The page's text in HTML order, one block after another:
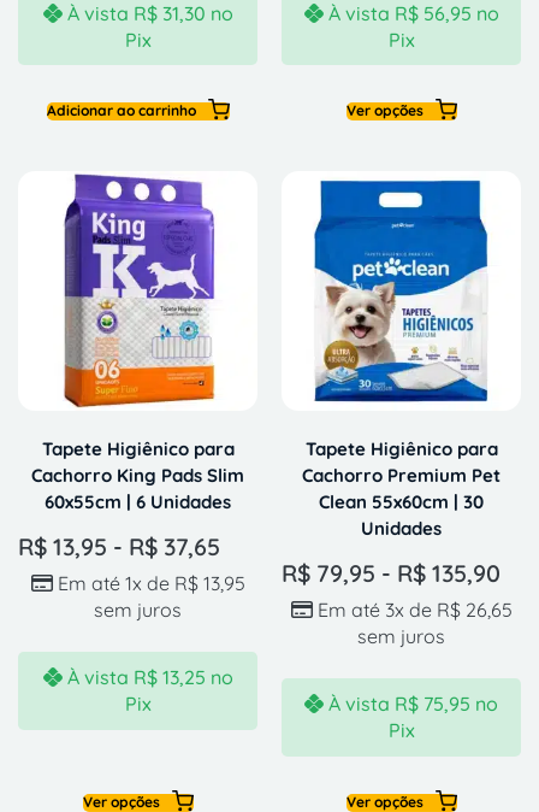
À vista R$31,30 no
Pix
Adicionar ao carrinho
À vista R$56,95 no
Pix
Ver opções
Tapete Higiênico para
Cachorro King Pads Slim
60x55cm | 6 Unidades
R$ 13,95 - R$ 37,65
Em até 1x de R$13,95
sem juros
À vista R$13,25 no
Pix
Ver opções
Tapete Higiênico para
Cachorro Premium Pet
Clean 55x60cm | 30
Unidades
R$ 79,95 - R$ 135,90
Em até 3x de R$26,65
sem juros
À vista R$ 75,95 no
Pix
Ver opções